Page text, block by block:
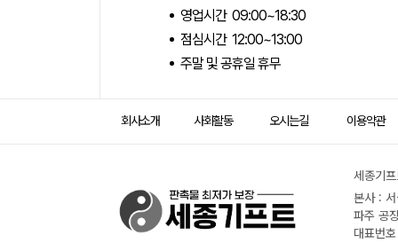
영업시간 09:00~18:30
점심시간 12:00~13:00
주말 및 공휴일 휴무
회사소개 사회활동 오시는길 이용약관
세종기
본사 :
파주 공
대표번